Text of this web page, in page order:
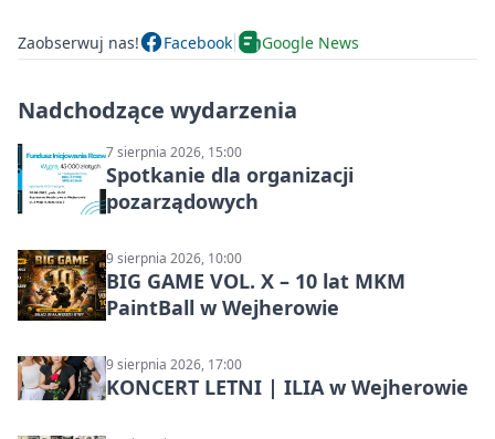
Zaobserwuj nas! Facebook Google News
Nadchodzące wydarzenia
7 sierpnia 2026, 15:00
Spotkanie dla organizacji
pozarządowych
9 sierpnia 2026, 10:00
BIG GAME VOL. X – 10 lat MKM
PaintBall w Wejherowie
9 sierpnia 2026, 17:00
KONCERT LETNI | ILIA w Wejherowie